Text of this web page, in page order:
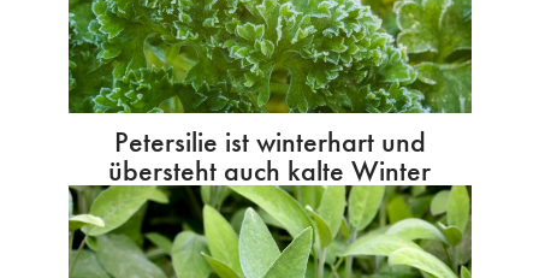
Petersilie ist winterhart und
übersteht auch kalte Winter